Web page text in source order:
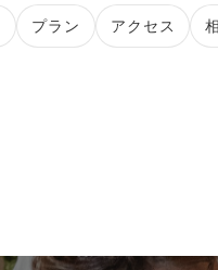
プラン アクセス